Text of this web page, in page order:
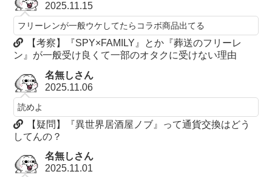
2025.11.15
フリーレンが一般ウケしてたらコラボ商品出てる
【考察】『SPY×FAMILY』とか『葬送のフリーレ
ン』が一般受け良くて一部のオタクに受けない理由
名無しさん
2025.11.06
読めよ
【疑問】『異世界居酒屋ノブ』って通貨交換はどう
してんの？
名無しさん
2025.11.01